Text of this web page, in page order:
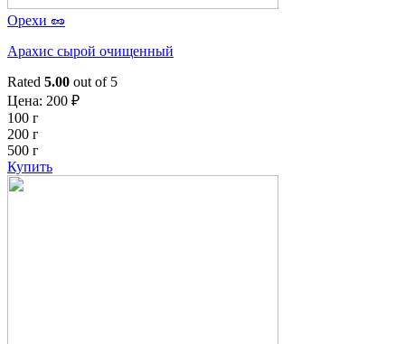
Орехи 🥜
Арахис сырой очищенный
Rated 5.00 out of 5
Цена: 200 ₽
100 г
200 г
500 г
Купить